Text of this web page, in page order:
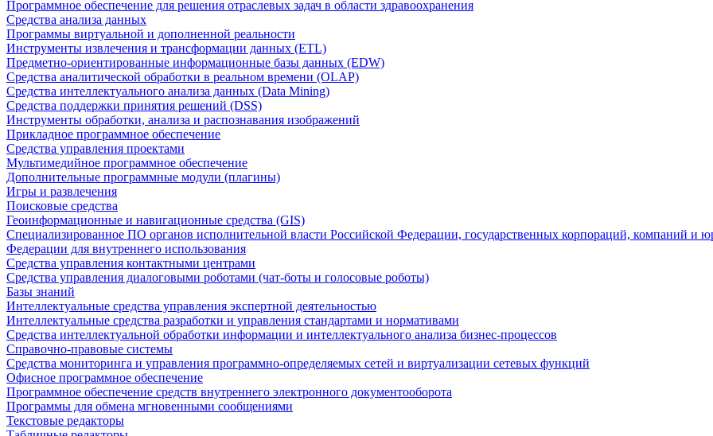
Программное обеспечение для решения отраслевых задач в области здравоохранения
Средства анализа данных
Программы виртуальной и дополненной реальности
Инструменты извлечения и трансформации данных (ETL)
Предметно-ориентированные информационные базы данных (EDW)
Средства аналитической обработки в реальном времени (OLAP)
Средства интеллектуального анализа данных (Data Mining)
Средства поддержки принятия решений (DSS)
Инструменты обработки, анализа и распознавания изображений
Прикладное программное обеспечение
Средства управления проектами
Мультимедийное программное обеспечение
Дополнительные программные модули (плагины)
Игры и развлечения
Поисковые средства
Геоинформационные и навигационные средства (GIS)
Специализированное ПО органов исполнительной власти Российской Федерации, государственных корпораций, компаний и
Федерации для внутреннего использования
Средства управления контактными центрами
Средства управления диалоговыми роботами (чат-боты и голосовые роботы)
Базы знаний
Интеллектуальные средства управления экспертной деятельностью
Интеллектуальные средства разработки и управления стандартами и нормативами
Средства интеллектуальной обработки информации и интеллектуального анализа бизнес-процессов
Справочно-правовые системы
Средства мониторинга и управления программно-определяемых сетей и виртуализации сетевых функций
Офисное программное обеспечение
Программное обеспечение средств внутреннего электронного документооборота
Программы для обмена мгновенными сообщениями
Текстовые редакторы